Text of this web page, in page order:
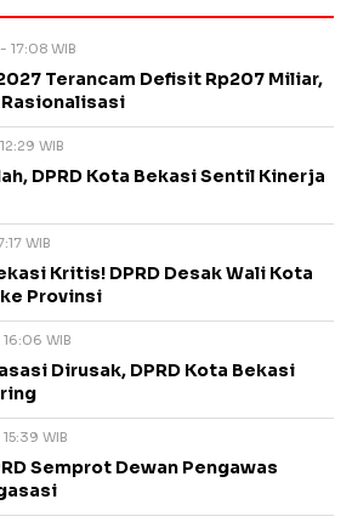
17:08 WIB
Terancam Defisit Rp207 Miliar,
Rasionalisasi
WIB
DPRD Kota Bekasi Sentil Kinerja
WIB
Kritis! DPRD Desak Wali Kota
Provinsi
WIB
Dirusak, DPRD Kota Bekasi
WIB
Semprot Dewan Pengawas